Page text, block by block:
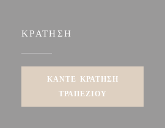
ΚΡΆΤΗΣΗ
ΚΆΝΤΕ ΚΡΆΤΗΣΗ
ΤΡΑΠΕΖΙΟΎ